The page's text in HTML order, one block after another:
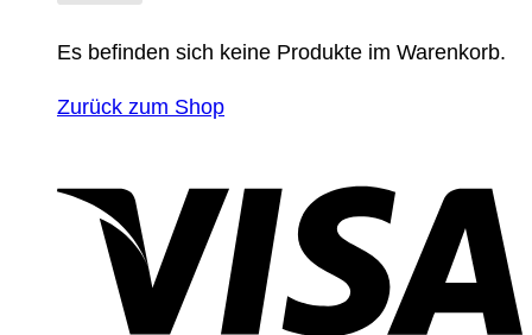
Es befinden sich keine Produkte im Warenkorb.
Zurück zum Shop